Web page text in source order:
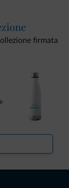
firmata